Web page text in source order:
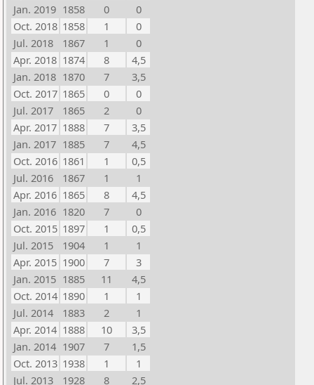
Jan. 2019 1858 0
0
Oct. 2018 1858 1
0
Jul. 2018
1867 1
0
Apr. 2018 1874 8
4,5
Jan. 2018 1870 7
3,5
Oct. 2017 1865 0
0
Jul. 2017
1865 2
0
Apr. 2017 1888 7
3,5
Jan. 2017 1885 7
4,5
Oct. 2016 1861 1
0,5
Jul. 2016
1867 1
1
Apr. 2016 1865 8
4,5
Jan. 2016 1820 7
0
Oct. 2015 1897 1
0,5
Jul. 2015
1904 1
1
Apr. 2015 1900 7
3
Jan. 2015 1885 11
4,5
Oct. 2014 1890 1
1
Jul. 2014
1883 2
1
Apr. 2014 1888 10
3,5
Jan. 2014 1907 7
1,5
Oct. 2013 1938 1
1
Jul. 2013
1928 8
2,5